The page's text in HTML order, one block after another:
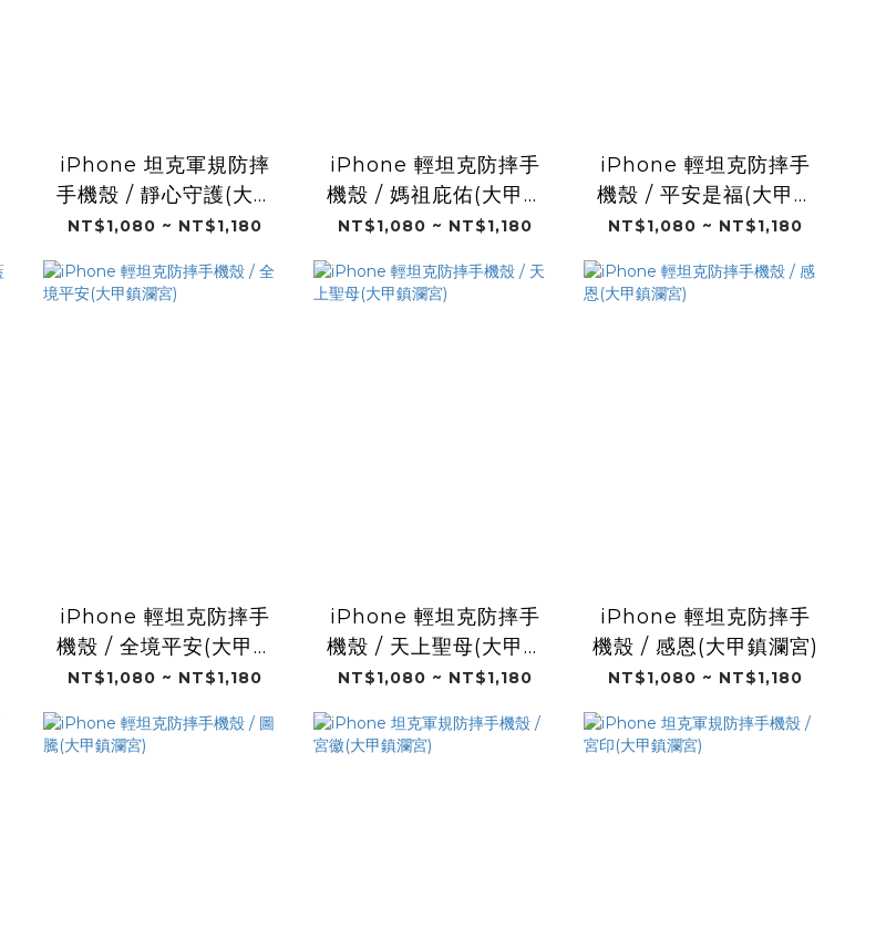
iPhone 坦克軍規防摔
手機殼 / 靜心守護(大甲
鎮瀾宮)
NT$1,080 ~ NT$1,180
iPhone 輕坦克防摔手
機殼 / 媽祖庇佑(大甲鎮
瀾宮)
NT$1,080 ~ NT$1,180
iPhone 輕坦克防摔手
機殼 / 平安是福(大甲鎮
瀾宮)
NT$1,080 ~ NT$1,180
iPhone 輕坦克防摔手
機殼 / 全境平安(大甲鎮
瀾宮)
NT$1,080 ~ NT$1,180
iPhone 輕坦克防摔手
機殼 / 天上聖母(大甲鎮
瀾宮)
NT$1,080 ~ NT$1,180
iPhone 輕坦克防摔手
機殼 / 感恩(大甲鎮瀾宮)
NT$1,080 ~ NT$1,180